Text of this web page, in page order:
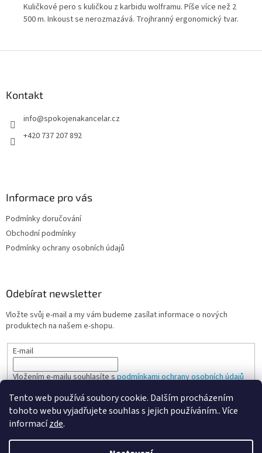
Tento web používá soubory cookie. Dalším procházením
tohoto webu vyjadřujete souhlas s jejich používáním.. Více
informacízde.
Kuličkové pero s kuličkou z karbidu wolframu. Píše více než 2
500 m. Inkoust se nerozmazává. Trojhranný ergonomický tvar.
Kontakt
info@spokojenakancelar.cz
+420 737 207 892
Informace pro vás
Podmínky doručování
Obchodní podmínky
Podmínky ochrany osobních údajů
Odebírat newsletter
Vložte svůj e-mail a my vám budeme zasílat informace o nových
produktech na našem e-shopu.
E-mail
Vložením e-mailu souhlasíte spodmínkami ochrany osobních údajů
PŘIHLÁSIT SE